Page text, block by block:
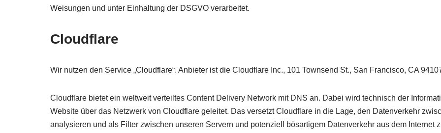
Weisungen und unter Einhaltung der DSGVO verarbeitet.
Cloudflare
Wir nutzen den Service „Cloudflare“. Anbieter ist die Cloudflare Inc., 101 Townsend St., San Francisco, CA
Cloudflare bietet ein weltweit verteiltes Content Delivery Network mit DNS an. Dabei wird technisch der
Website über das Netzwerk von Cloudflare geleitet. Das versetzt Cloudflare in die Lage, den Datenverkehr
analysieren und als Filter zwischen unseren Servern und potenziell bösartigem Datenverkehr aus dem Internet